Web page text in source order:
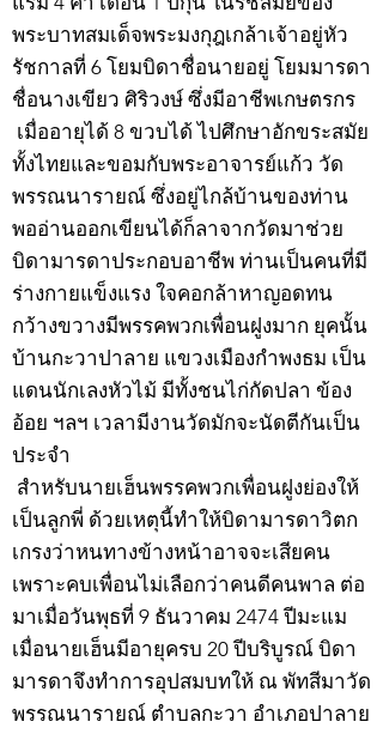
พระบาทสมเด็จพระมงกุฎเกล้าเจ้าอยู่หัว
รัชกาลที่ 6 โยมบิดาชื่อนายอยู่ โยมมารดา
ชื่อนางเขียว ศิริวงษ์ ซึ่งมีอาชีพเกษตรกร
เมื่ออายุได้ 8 ขวบได้ ไปศึกษาอักขระสมัย
ทั้งไทยและขอมกับพระอาจารย์แก้ว วัด
พรรณนารายณ์ ซึ่งอยู่ไกล้บ้านของท่าน
พออ่านออกเขียนได้ก็ลาจากวัดมาช่วย
บิดามารดาประกอบอาชีพ ท่านเป็นคนที่มี
ร่างกายแข็งแรง ใจคอกล้าหาญอดทน
กว้างขวางมีพรรคพวกเพื่อนฝูงมาก ยุคนั้น
บ้านกะวาปาลาย แขวงเมืองกำพงธม เป็น
แดนนักเลงหัวไม้ มีทั้งชนไก่กัดปลา ข้อง
อ้อย ฯลฯ เวลามีงานวัดมักจะนัดตีกันเป็น
ประจำ
สำหรับนายเฮ็นพรรคพวกเพื่อนฝูงย่องให้
เป็นลูกพี่ ด้วยเหตุนี้ทำให้บิดามารดาวิตก
เกรงว่าหนทางข้างหน้าอาจจะเสียคน
เพราะคบเพื่อนไม่เลือกว่าคนดีคนพาล ต่อ
มาเมื่อวันพุธที่ 9 ธันวาคม 2474 ปีมะแม
เมื่อนายเฮ็นมีอายุครบ 20 ปีบริบูรณ์ บิดา
มารดาจึงทำการอุปสมบทให้ ณ พัทสีมาวัด
พรรณนารายณ์ ตำบลกะวา อำเภอปาลาย